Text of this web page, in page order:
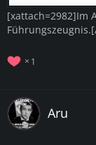
[xattach=2982]Im
1
Aru